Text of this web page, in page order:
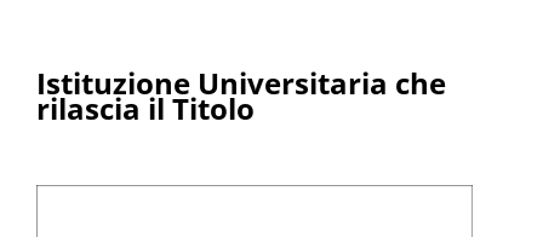
Istituzione Universitaria che
rilascia il Titolo